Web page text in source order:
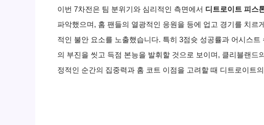
이번 7차전은 팀 분위기와 심리적인 측면에서 디트로이트 피스
파악했으며, 홈 팬들의 열광적인 응원을 등에 업고 경기를 치
적인 불안 요소를 노출했습니다. 특히 3점슛 성공률과 어시스
의 부진을 씻고 득점 본능을 발휘할 것으로 보이며, 클리블랜
정적인 순간의 집중력과 홈 코트 이점을 고려할 때 디트로이트